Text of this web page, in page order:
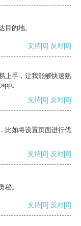
目的地。
支持[0] 反对[0]
上手，让我能够快速熟
。
支持[0] 反对[0]
比如将设置页面进行优
支持[0] 反对[0]
秘。
支持[0] 反对[0]